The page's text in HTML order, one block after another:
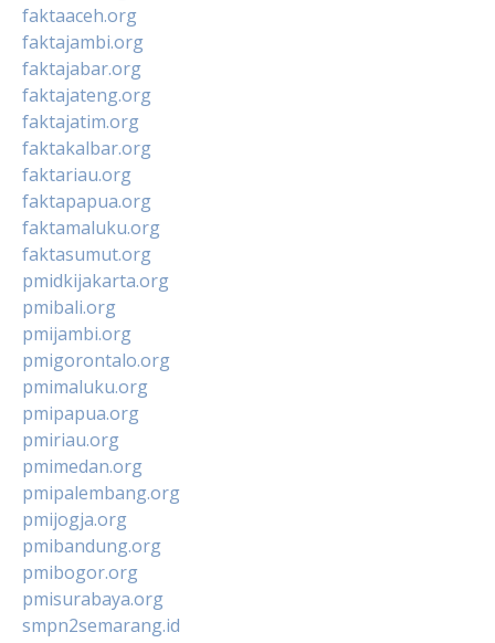
faktaaceh.org
faktajambi.org
faktajabar.org
faktajateng.org
faktajatim.org
faktakalbar.org
faktariau.org
faktapapua.org
faktamaluku.org
faktasumut.org
pmidkijakarta.org
pmibali.org
pmijambi.org
pmigorontalo.org
pmimaluku.org
pmipapua.org
pmiriau.org
pmimedan.org
pmipalembang.org
pmijogja.org
pmibandung.org
pmibogor.org
pmisurabaya.org
smpn2semarang.id